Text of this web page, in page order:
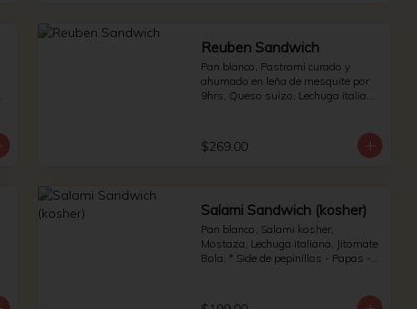
Reuben Sandwich
Pan blanco, Pastrami curado y
ahumado en leña de mesquite por
9hrs, Queso suizo, Lechuga italiana
$269.00
Salami Sandwich (kosher)
Pan blanco, Salami kosher,
Mostaza, Lechuga italiana, Jitomate
Bola. * Side de pepinillos - Papas -